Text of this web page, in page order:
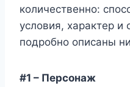
количественно:
условия, характер и
подробно описаны
#1 – Персонаж